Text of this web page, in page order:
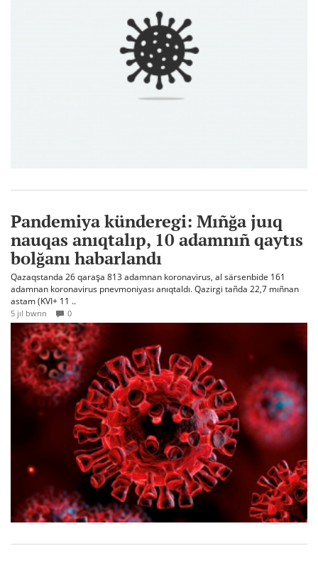
Pandemiya künderegi: Mıñğa juıq
nauqas anıqtalıp, 10 adamnıñ qaytıs
bolğanı habarlandı
Qazaqstanda 26 qaraşa 813 adamnan koronavirus, al särsenbide 161
adamnan koronavirus pnevmoniyası anıqtaldı. Qazirgi tañda 22,7 mıñnan
astam (KVI+ 11 ..
5 jıl bwrın 0